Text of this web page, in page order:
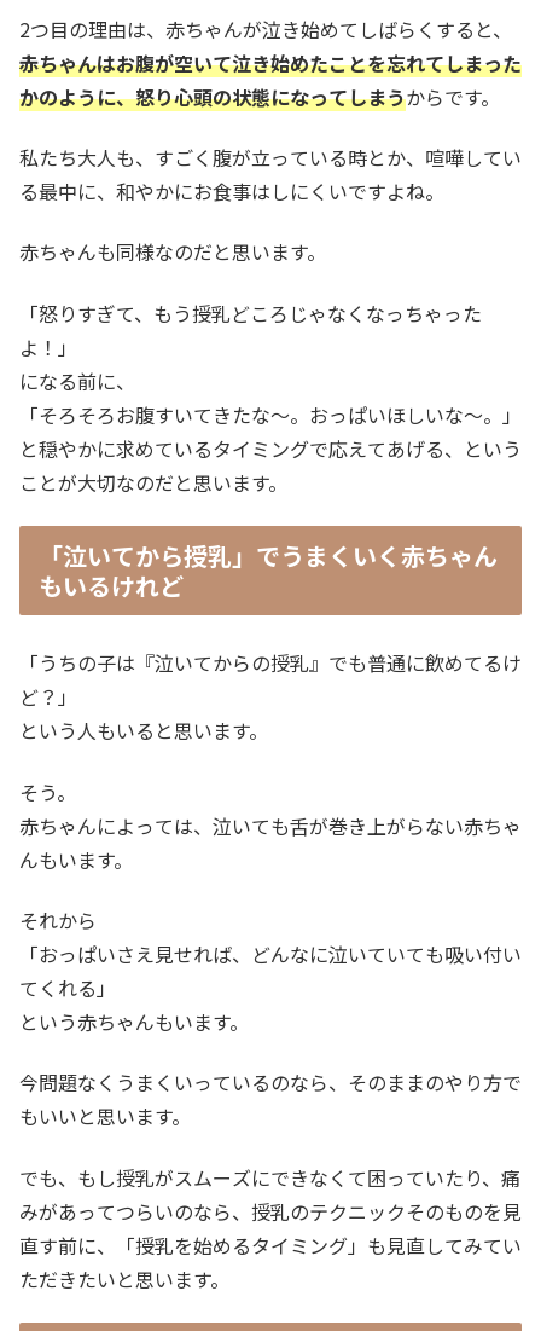
2つ目の理由は、赤ちゃんが泣き始めてしばらくすると、
赤ちゃんはお腹が空いて泣き始めたことを忘れてしまった
かのように、怒り心頭の状態になってしまうからです。
私たち大人も、すごく腹が立っている時とか、喧嘩してい
る最中に、和やかにお食事はしにくいですよね。
赤ちゃんも同様なのだと思います。
「怒りすぎて、もう授乳どころじゃなくなっちゃった
よ！」
になる前に、
「そろそろお腹すいてきたな～。おっぱいほしいな～。」
と穏やかに求めているタイミングで応えてあげる、という
ことが大切なのだと思います。
「泣いてから授乳」でうまくいく赤ちゃん
もいるけれど
「うちの子は『泣いてからの授乳』でも普通に飲めてるけ
ど？」
という人もいると思います。
そう。
赤ちゃんによっては、泣いても舌が巻き上がらない赤ちゃ
んもいます。
それから
「おっぱいさえ見せれば、どんなに泣いていても吸い付い
てくれる」
という赤ちゃんもいます。
今問題なくうまくいっているのなら、そのままのやり方で
もいいと思います。
でも、もし授乳がスムーズにできなくて困っていたり、痛
みがあってつらいのなら、授乳のテクニックそのものを見
直す前に、「授乳を始めるタイミング」も見直してみてい
ただきたいと思います。